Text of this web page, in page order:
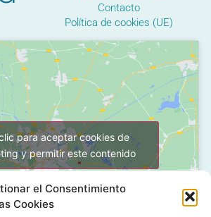
el Consentimiento
Cookies
Contacto
Política de cookies (UE)
para aceptar cookies de
y permitir este contenido